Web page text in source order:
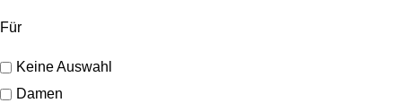
Für
Keine Auswahl
Damen